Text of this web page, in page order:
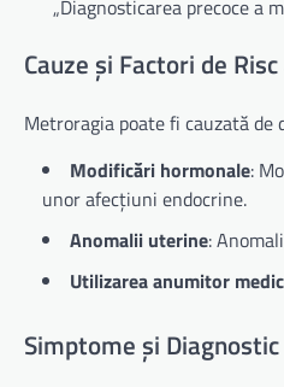
„Diagnosticarea precoce a
Cauze și Factori de
Metroragia poate fi cauzată
Modificări hormonale:
unor afecțiuni endocrine.
Anomalii uterine:
Utilizarea anumitor
Simptome și Diagnostic